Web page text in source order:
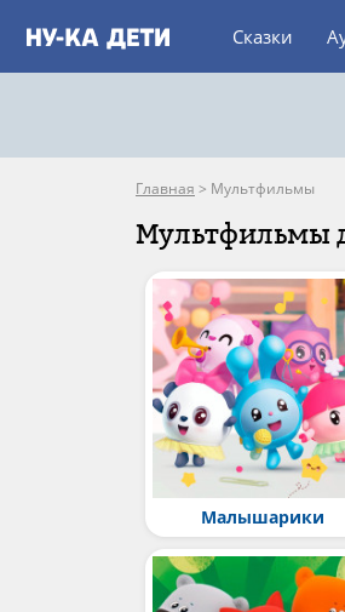
Сказки
Главная > Мультфильмы
Мультфильмы
Малышарики